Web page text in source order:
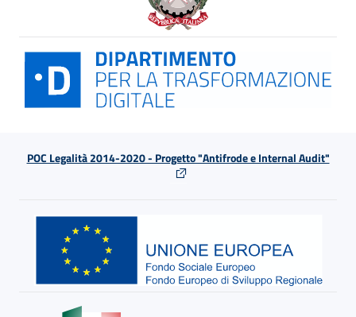
POC Legalità 2014-2020 - Progetto "Antifrode e Internal Audit"